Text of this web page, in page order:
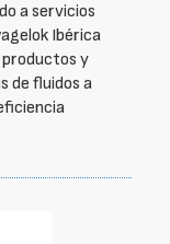
a servicios
Ibérica
y
de fluidos a